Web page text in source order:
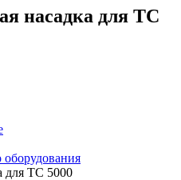
насадка для TC
для TC 5000